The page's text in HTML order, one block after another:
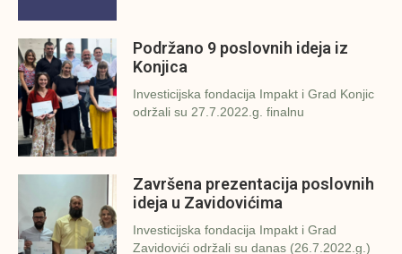
Podržano 9 poslovnih ideja iz
Konjica
Investicijska fondacija Impakt i Grad Konjic
održali su 27.7.2022.g. finalnu
Završena prezentacija poslovnih
ideja u Zavidovićima
Investicijska fondacija Impakt i Grad
Zavidovići održali su danas (26.7.2022.g.)